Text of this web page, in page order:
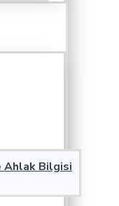
Ahlak Bilgisi